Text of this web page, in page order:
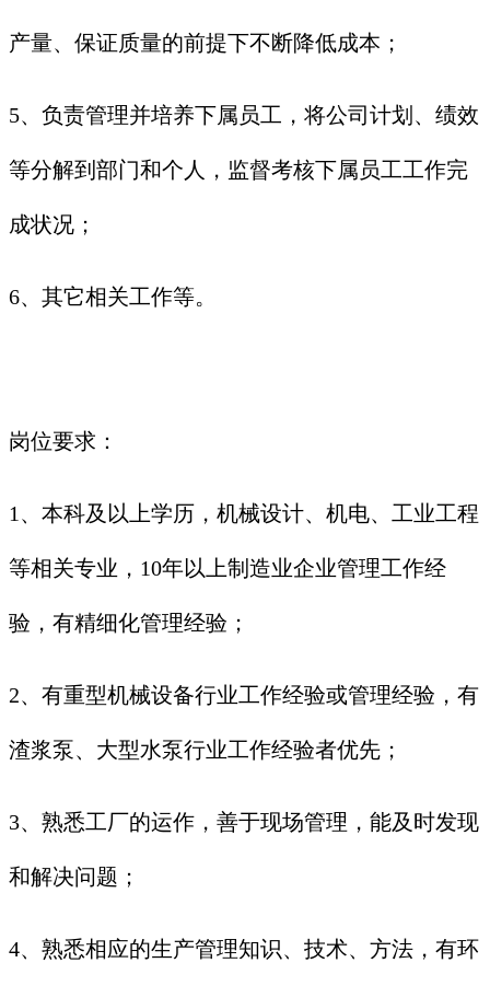
产量、保证质量的前提下不断降低成本；
5、负责管理并培养下属员工，将公司计划、绩效
等分解到部门和个人，监督考核下属员工工作完
成状况；
6、其它相关工作等。
岗位要求：
1、本科及以上学历，机械设计、机电、工业工程
等相关专业，10年以上制造业企业管理工作经
验，有精细化管理经验；
2、有重型机械设备行业工作经验或管理经验，有
渣浆泵、大型水泵行业工作经验者优先；
3、熟悉工厂的运作，善于现场管理，能及时发现
和解决问题；
4、熟悉相应的生产管理知识、技术、方法，有环